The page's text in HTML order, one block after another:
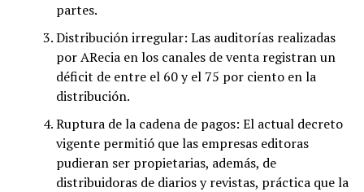
partes.
Distribución irregular: Las auditorías realizadas
por ARecia en los canales de venta registran un
déficit de entre el 60 y el 75 por ciento en la
distribución.
Ruptura de la cadena de pagos: El actual decreto
vigente permitió que las empresas editoras
pudieran ser propietarias, además, de
distribuidoras de diarios y revistas, práctica que la